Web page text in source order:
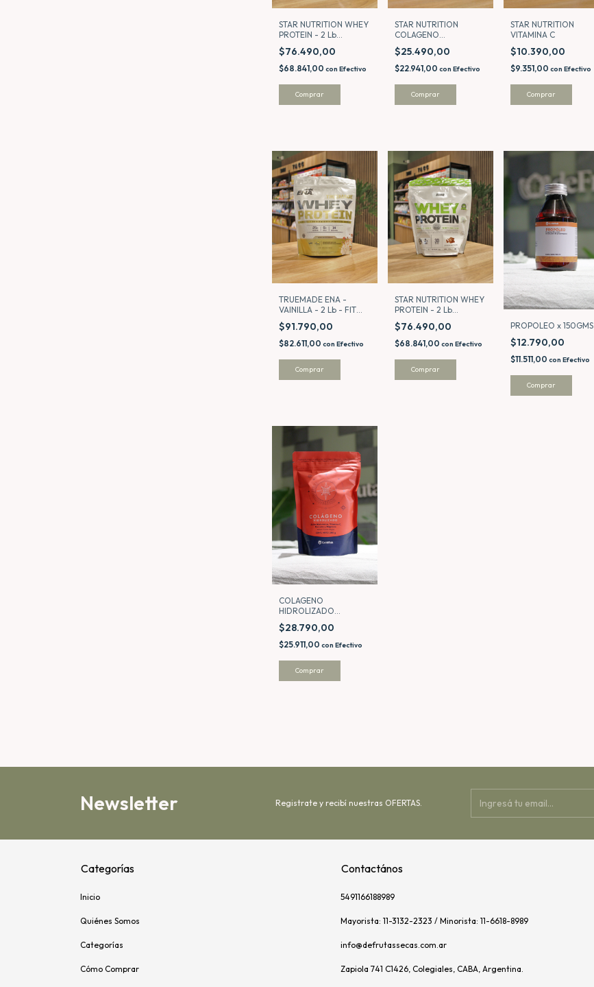
STAR NUTRITION WHEY
PROTEIN - 2 Lb
DOYPACK VAINILLA
$76.490,00
$68.841,00 con Efectivo
STAR NUTRITION
COLAGENO
HIDROLIZADO - 210 Gr
$25.490,00
$22.941,00 con Efectivo
STAR NUTRITION
VITAMINA C
$10.390,00
$9.351,00 con Efectivo
TRUEMADE ENA -
VAINILLA - 2 Lb - FIT
TIME
$91.790,00
$82.611,00 con Efectivo
STAR NUTRITION WHEY
PROTEIN - 2 Lb
DOYPACK CHOCOLATE
$76.490,00
$68.841,00 con Efectivo
PROPOLEO x 150GMS
$12.790,00
$11.511,00 con Efectivo
COLAGENO
HIDROLIZADO
GOLDFISH x 200GMS
$28.790,00
$25.911,00 con Efectivo
Newsletter Registrate y recibí nuestras OFERTAS.
Categorías
Inicio
Quiénes Somos
Categorías
Cómo Comprar
Contactános
5491166188989
Mayorista: 11-3132-2323 / Minorista: 11-6618-8989
info@defrutassecas.com.ar
Zapiola 741 C1426, Colegiales, CABA, Argentina.